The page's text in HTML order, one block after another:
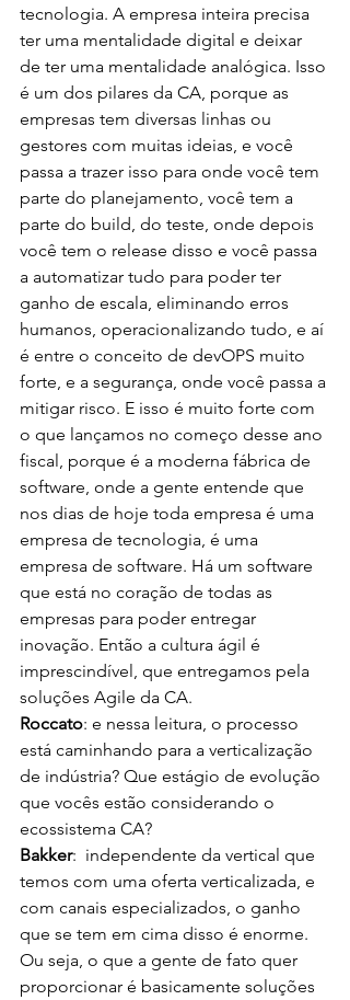
tecnologia. A empresa inteira precisa
ter uma mentalidade digital e deixar
de ter uma mentalidade analógica. Isso
é um dos pilares da CA, porque as
empresas tem diversas linhas ou
gestores com muitas ideias, e você
passa a trazer isso para onde você tem
parte do planejamento, você tem a
parte do build, do teste, onde depois
você tem o release disso e você passa
a automatizar tudo para poder ter
ganho de escala, eliminando erros
humanos, operacionalizando tudo, e aí
é entre o conceito de devOPS muito
forte, e a segurança, onde você passa a
mitigar risco. E isso é muito forte com
o que lançamos no começo desse ano
fiscal, porque é a moderna fábrica de
software, onde a gente entende que
nos dias de hoje toda empresa é uma
empresa de tecnologia, é uma
empresa de software. Há um software
que está no coração de todas as
empresas para poder entregar
inovação. Então a cultura ágil é
imprescindível, que entregamos pela
soluções Agile da CA.
Roccato: e nessa leitura, o processo
está caminhando para a verticalização
de indústria? Que estágio de evolução
que vocês estão considerando o
ecossistema CA?
Bakker:  independente da vertical que
temos com uma oferta verticalizada, e
com canais especializados, o ganho
que se tem em cima disso é enorme.
Ou seja, o que a gente de fato quer
proporcionar é basicamente soluções